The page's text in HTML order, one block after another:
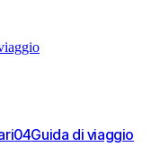
04Guida di viaggio